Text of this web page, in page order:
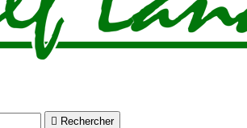
 Rechercher